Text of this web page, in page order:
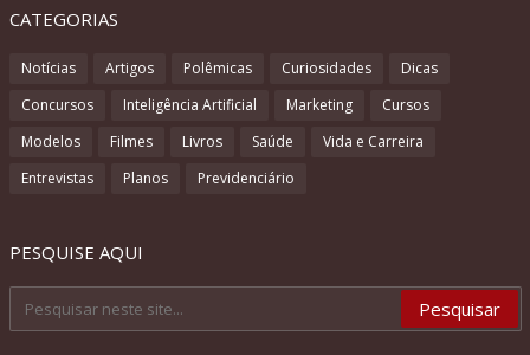
CATEGORIAS
Notícias Artigos Polêmicas Curiosidades
Dicas
Concursos
Inteligência Artificial Marketing
Cursos
Modelos
Filmes Livros Saúde
Vida e Carreira
Entrevistas
Planos Previdenciário
PESQUISE AQUI